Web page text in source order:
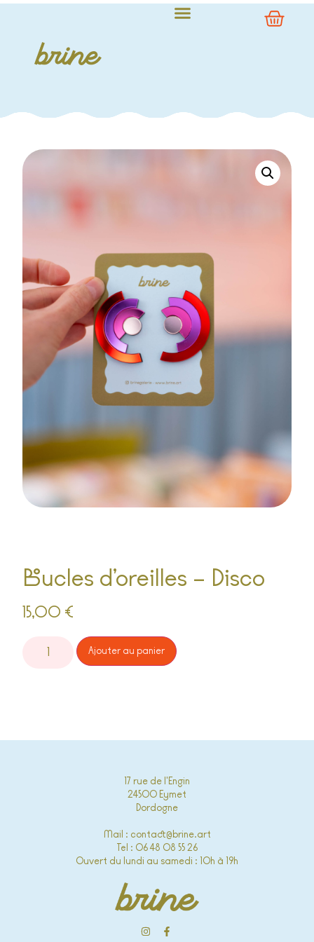
Boucles d’oreilles – Disco
15,00 €
Ajouter au panier
17 rue de l'Engin
24500 Eymet
Dordogne
Mail : contact@brine.art
Tel : 06 48 08 55 26
Ouvert du lundi au samedi : 10h à 19h